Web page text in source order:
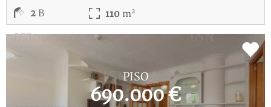
2 B 110 m2
PISO
690.000 €